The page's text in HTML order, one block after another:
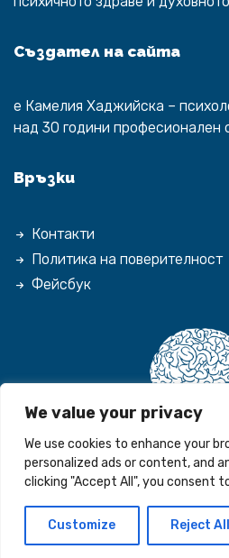
We value your privacy
We use cookies to enhance your
personalized ads or content, and
clicking "Accept All", you consent
Customize Reject All
Създател на сайта
е Камелия Хаджийска –
над 30 години професионален
Връзки
Контакти
Политика на поверителност
Фейсбук
© 2026 Espirited. Всички права